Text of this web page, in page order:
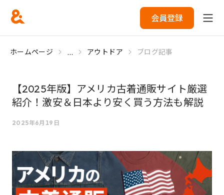
会員登録
ホームページ ... アウトドア ブログ記事
【2025年版】アメリカ古着通販サイト厳選
紹介！激安＆日本より安く買う方法も解説
2025年6月19日